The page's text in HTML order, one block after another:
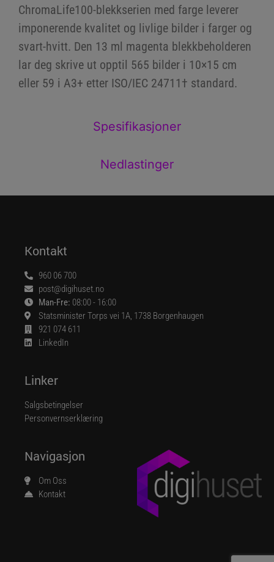
Spesifikasjoner
Nedlastinger
ChromaLife100-blekkserien med farge leverer
imponerende kvalitet og livlige bilder i farger og
svart-hvitt. Den 13 ml magenta blekkbeholderen
lar deg skrive ut opptil 565 bilder i 10×15 cm
eller 59 i A3+ etter ISO/IEC 24711† standard.
Navigasjon
Om Oss
Kontakt
Linker
Salgsbetingelser
Personvernserklæring
Kontakt
960 06 700
post@digihuset.no
Man-Fre: 08:00 - 16:00
Statsminister Torps vei 1A, 1738 Borgenhaugen
921 074 611
LinkedIn